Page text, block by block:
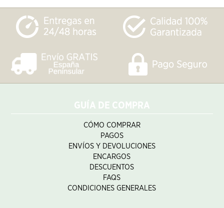
GUÍA DE COMPRA
CÓMO COMPRAR
PAGOS
ENVÍOS Y DEVOLUCIONES
ENCARGOS
DESCUENTOS
FAQS
CONDICIONES GENERALES